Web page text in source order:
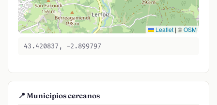
Leaflet | ©OSM
43.420837, -2.899797
📍 Municipios cercanos